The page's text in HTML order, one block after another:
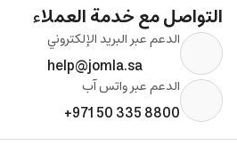
التواصل مع خدمة العملاء
الدعم عبر البريد الإلكتروني
help@jomla.sa
الدعم عبر واتس آب
+971 50 335 8800